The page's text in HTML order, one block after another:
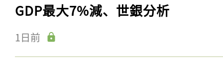
GDP最大7%減、世銀分析
1日前